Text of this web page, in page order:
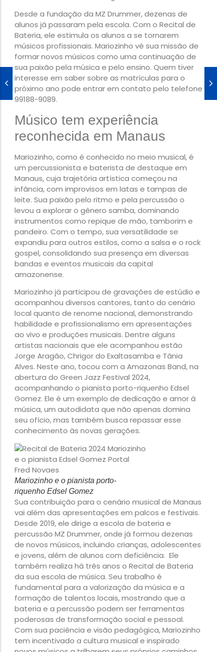
Desde a fundação da MZ Drummer, dezenas de
alunos já passaram pela escola. Com o Recital de
Bateria, ele estimula os alunos a se tornarem
músicos profissionais. Mariozinho vê sua missão de
formar novos músicos como uma continuação de
sua paixão pela música e pelo ensino. Quem tiver
interesse em saber sobre as matrículas para o
próximo ano pode entrar em contato pelo telefone
99188-9089.
Músico tem experiência
reconhecida em Manaus
Mariozinho, como é conhecido no meio musical, é
um percussionista e baterista de destaque em
Manaus, cuja trajetória artística começou na
infância, com improvisos em latas e tampas de
leite. Sua paixão pelo ritmo e pela percussão o
levou a explorar o gênero samba, dominando
instrumentos como repique de mão, tamborim e
pandeiro. Com o tempo, sua versatilidade se
expandiu para outros estilos, como a salsa e o rock
gospel, consolidando sua presença em diversas
bandas e eventos musicais da capital
amazonense.
Mariozinho já participou de gravações de estúdio e
acompanhou diversos cantores, tanto do cenário
local quanto de renome nacional, demonstrando
habilidade e profissionalismo em apresentações
ao vivo e produções musicais. Dentre alguns
artistas nacionais que ele acompanhou estão
Jorge Aragão, Chrigor do Exaltasamba e Tânia
Alves. Neste ano, tocou com a Amazonas Band, na
abertura do Green Jazz Festival 2024,
acompanhando o pianista porto-riquenho Edsel
Gomez. Ele é um exemplo de dedicação e amor à
música, um autodidata que não apenas domina
seu ofício, mas também busca repassar esse
conhecimento às novas gerações.
Mariozinho e o pianista porto-
riquenho Edsel Gomez
Sua contribuição para o cenário musical de Manaus
vai além das apresentações em palcos e festivais.
Desde 2019, ele dirige a escola de bateria e
percussão MZ Drummer, onde já formou dezenas
de novos músicos, incluindo crianças, adolescentes
e jovens, além de alunos com deficiência. Ele
também realiza há três anos o Recital de Bateria
da sua escola de música. Seu trabalho é
fundamental para a valorização da música e a
formação de talentos locais, mostrando que a
bateria e a percussão podem ser ferramentas
poderosas de transformação social e pessoal.
Com sua paciência e visão pedagógica, Mariozinho
tem incentivado a cultura musical e inspirado